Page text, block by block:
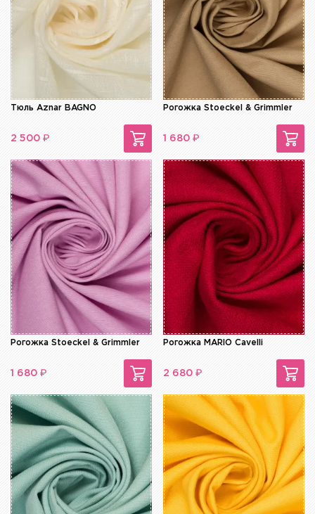
Тюль Aznar BAGNO
2 500 ₽
Рогожка Stoeckel & Grimmler
1 680 ₽
Рогожка Stoeckel & Grimmler
1 680 ₽
Рогожка MARIO Cavelli
2 680 ₽